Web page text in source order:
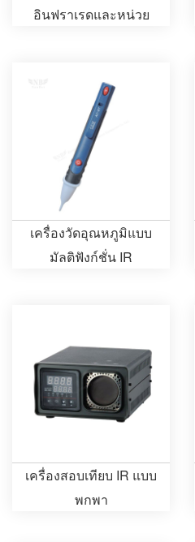
อินฟราเรดและหน่วย
เครื่องวัดอุณหภูมิแบบ
มัลติฟังก์ชั่น IR
เครื่องสอบเทียบ IR แบบ
พกพา